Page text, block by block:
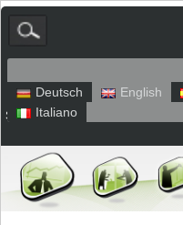
Deutsch English
Italiano
Sitemap Legal Notice